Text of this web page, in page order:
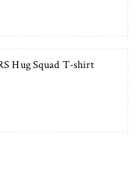
Hug Squad T-shirt